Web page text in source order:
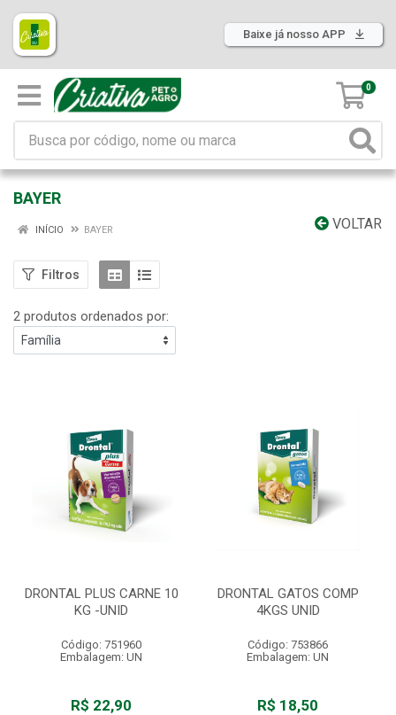
Baixe já nosso APP
0
BAYER
VOLTAR
INÍCIO BAYER
Filtros
2 produtos ordenados por:
DRONTAL PLUS CARNE 10
KG -UNID
Código: 751960
Embalagem: UN
R$ 22,90
DRONTAL GATOS COMP
4KGS UNID
Código: 753866
Embalagem: UN
R$ 18,50